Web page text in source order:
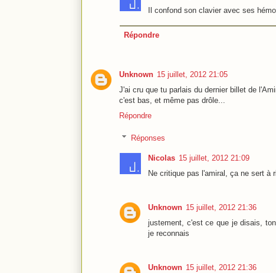
Il confond son clavier avec ses
Répondre
Unknown 15 juillet, 2012 21:05
J'ai cru que tu parlais du dernier billet de
c'est bas, et même pas drôle...
Répondre
Réponses
Nicolas 15 juillet, 2012 21:09
Ne critique pas l'amiral, ça ne sert à
Unknown 15 juillet, 2012 21:36
justement, c'est ce que je disais,
je reconnais
Unknown 15 juillet, 2012 21:36